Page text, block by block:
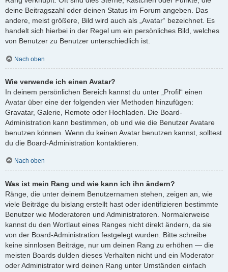
deine Beitragszahl oder deinen Status im Forum angeben. Das
andere, meist größere, Bild wird auch als „Avatar“ bezeichnet. Es
handelt sich hierbei in der Regel um ein persönliches Bild, welches
von Benutzer zu Benutzer unterschiedlich ist.
Nach oben
Wie verwende ich einen Avatar?
In deinem persönlichen Bereich kannst du unter „Profil“ einen
Avatar über eine der folgenden vier Methoden hinzufügen:
Gravatar, Galerie, Remote oder Hochladen. Die Board-
Administration kann bestimmen, ob und wie die Benutzer Avatare
benutzen können. Wenn du keinen Avatar benutzen kannst, solltest
du die Board-Administration kontaktieren.
Nach oben
Was ist mein Rang und wie kann ich ihn ändern?
Ränge, die unter deinem Benutzernamen stehen, zeigen an, wie
viele Beiträge du bislang erstellt hast oder identifizieren bestimmte
Benutzer wie Moderatoren und Administratoren. Normalerweise
kannst du den Wortlaut eines Ranges nicht direkt ändern, da sie
von der Board-Administration festgelegt wurden. Bitte schreibe
keine sinnlosen Beiträge, nur um deinen Rang zu erhöhen — die
meisten Boards dulden dieses Verhalten nicht und ein Moderator
oder Administrator wird deinen Rang unter Umständen einfach